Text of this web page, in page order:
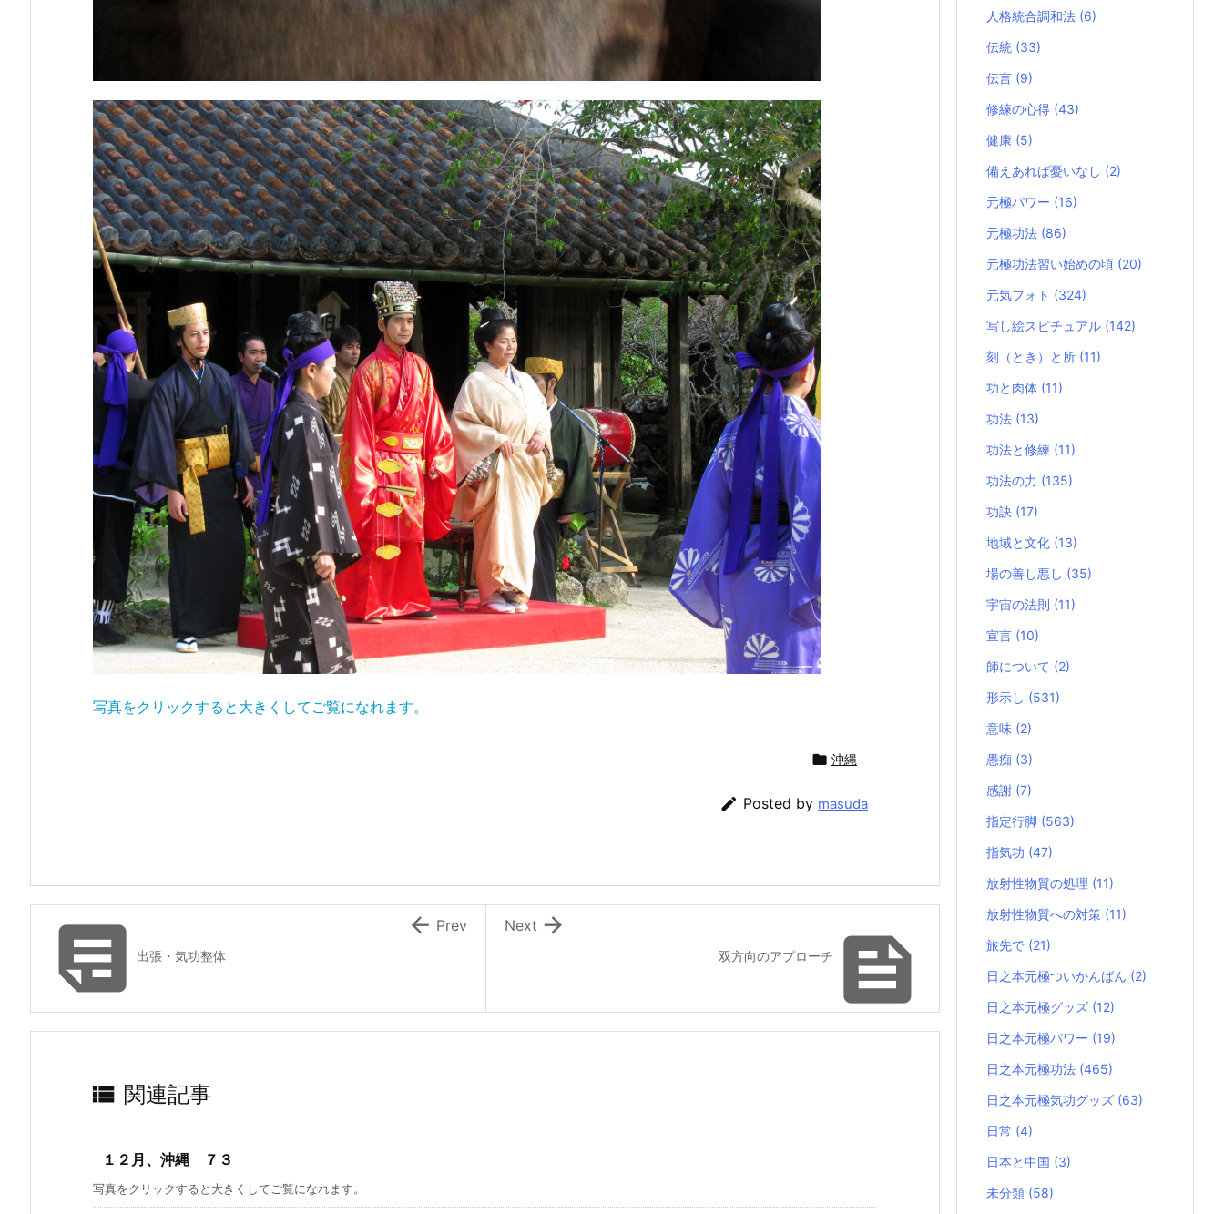
写真をクリックすると大きくしてご覧になれます。
 沖縄
 Posted by masuda

双方向のアプローチ

Next
出張・気功整体
 Prev
 関連記事
１２月、沖縄 ７３
写真をクリックすると大きくしてご覧になれます。
人格統合調和法 (6)
伝統 (33)
伝言 (9)
修練の心得 (43)
健康 (5)
備えあれば憂いなし (2)
元極パワー (16)
元極功法 (86)
元極功法習い始めの頃 (20)
元気フォト (324)
写し絵スピチュアル (142)
刻（とき）と所 (11)
功と肉体 (11)
功法 (13)
功法と修練 (11)
功法の力 (135)
功訣 (17)
地域と文化 (13)
場の善し悪し (35)
宇宙の法則 (11)
宣言 (10)
師について (2)
形示し (531)
意味 (2)
愚痴 (3)
感謝 (7)
指定行脚 (563)
指気功 (47)
放射性物質の処理 (11)
放射性物質への対策 (11)
旅先で (21)
日之本元極ついかんばん (2)
日之本元極グッズ (12)
日之本元極パワー (19)
日之本元極功法 (465)
日之本元極気功グッズ (63)
日常 (4)
日本と中国 (3)
未分類 (58)